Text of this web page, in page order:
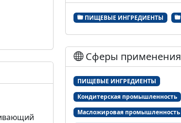
ПИЩЕВЫЕ ИНГРЕДИЕНТЫ
Сферы применения
ПИЩЕВЫЕ ИНГРЕДИЕНТЫ
Кондитерская промышленность
Масложировая промышленность